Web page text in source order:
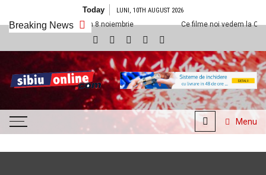
Today LUNI, 10TH AUGUST 2026
Breaking News
Sibiu din 8 noiembrie Ce filme noi vedem la Cineplexx Sibiu din
SibiuOnline.com
… locatii si evenimente din
Sibiu!!!
Menu